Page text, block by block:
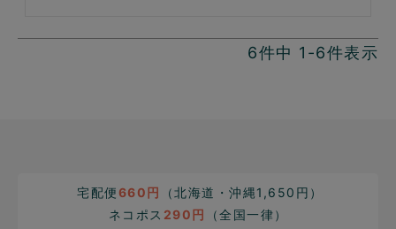
6件中 1 -6件表示
宅配便660円
（北海道・沖縄1,650円）
ネコポス 290円 （全国一律）